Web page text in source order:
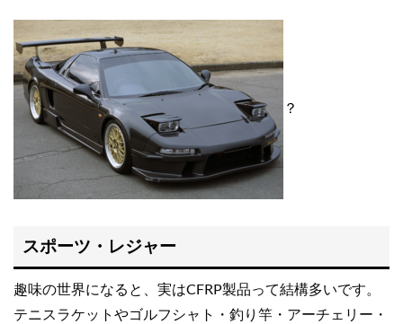
？
スポーツ・レジャー
趣味の世界になると、実はCFRP製品って結構多いです。
テニスラケットやゴルフシャト・釣り竿・アーチェリー・